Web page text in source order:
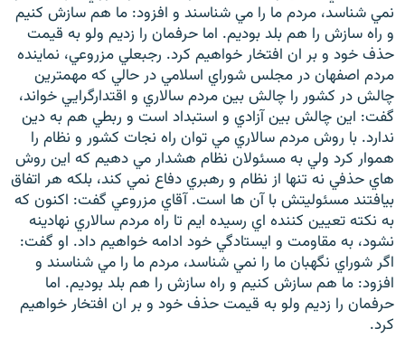
نمي شناسد، مردم ما را مي شناسند و افزود: ما هم سازش کنيم
و راه سازش را هم بلد بوديم. اما حرفمان را زديم ولو به قيمت
حذف خود و بر ان افتخار خواهيم کرد. رجبعلي مزروعي، نماينده
مردم اصفهان در مجلس شوراي اسلامي در حالي که مهمترين
چالش در کشور را چالش بين مردم سالاري و اقتدارگرايي خواند،
گفت: اين چالش بين آزادي و استبداد است و ربطي هم به دين
ندارد. با روش مردم سالاري مي توان راه نجات کشور و نظام را
هموار کرد ولي به مسئولان نظام هشدار مي دهيم که اين روش
هاي حذفي نه تنها از نظام و رهبري دفاع نمي کند، بلکه هر اتفاق
بيافتند مسئوليتش با آن ها است. آقاي مزروعي گفت: اکنون که
به نکته تعيين کننده اي رسيده ايم تا راه مردم سالاري نهادينه
نشود، به مقاومت و ايستادگي خود ادامه خواهيم داد. او گفت:
اگر شوراي نگهبان ما را نمي شناسد، مردم ما را مي شناسند و
افزود: ما هم سازش کنيم و راه سازش را هم بلد بوديم. اما
حرفمان را زديم ولو به قيمت حذف خود و بر ان افتخار خواهيم
کرد.